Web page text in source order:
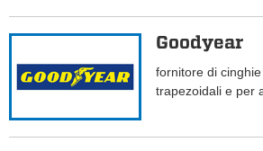
Goodyear
fornitore di
trapezoidali e per